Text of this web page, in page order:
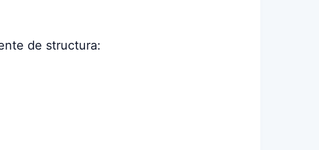
de structura: